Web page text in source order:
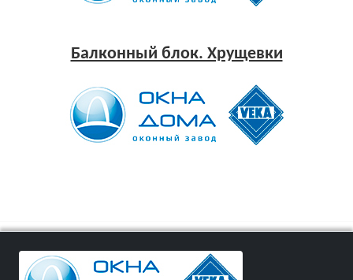
Балконный блок. Хрущевки